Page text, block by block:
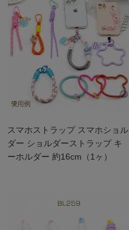
スマホストラップ スマホショル
ダー ショルダーストラップ キ
ーホルダー 約16cm（1ヶ）